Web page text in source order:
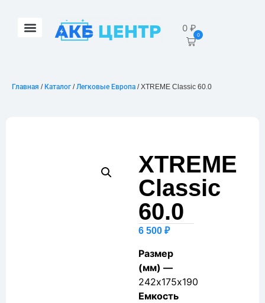
0₽
0
Главная / Каталог /Легковые Европа / XTREME Classic 60.0
XTREME
Classic
60.0
6 500 ₽
Размер
(мм) —
242х175х190
Емкость